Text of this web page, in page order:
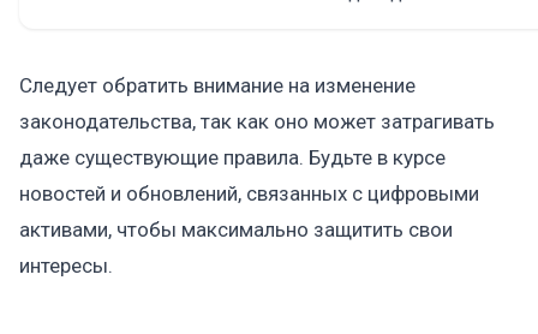
Следует обратить внимание на изменение
законодательства, так как оно может затрагивать
даже существующие правила. Будьте в курсе
новостей и обновлений, связанных с цифровыми
активами, чтобы максимально защитить свои
интересы.